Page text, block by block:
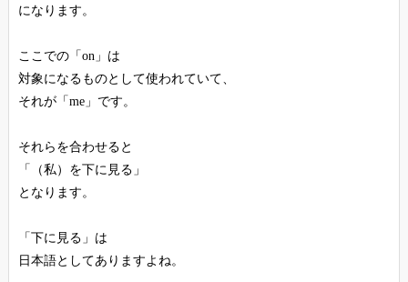
になります。
ここでの「on」は
対象になるものとして使われていて、
それが「me」です。
それらを合わせると
「（私）を下に見る」
となります。
「下に見る」は
日本語としてありますよね。